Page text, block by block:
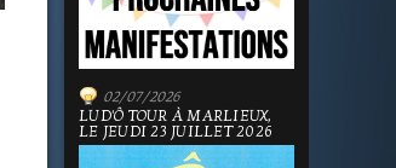
02/07/2026
LUD'Ô TOUR À MARLIEUX,
LE JEUDI 23 JUILLET 2026